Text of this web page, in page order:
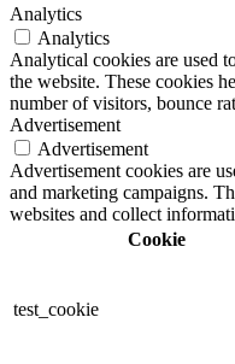
Analytics
Analytics
Analytical cookies are used
the website. These cookies
number of visitors, bounce
Advertisement
Advertisement
Advertisement cookies are
and marketing campaigns.
websites and collect
Cookie
test_cookie